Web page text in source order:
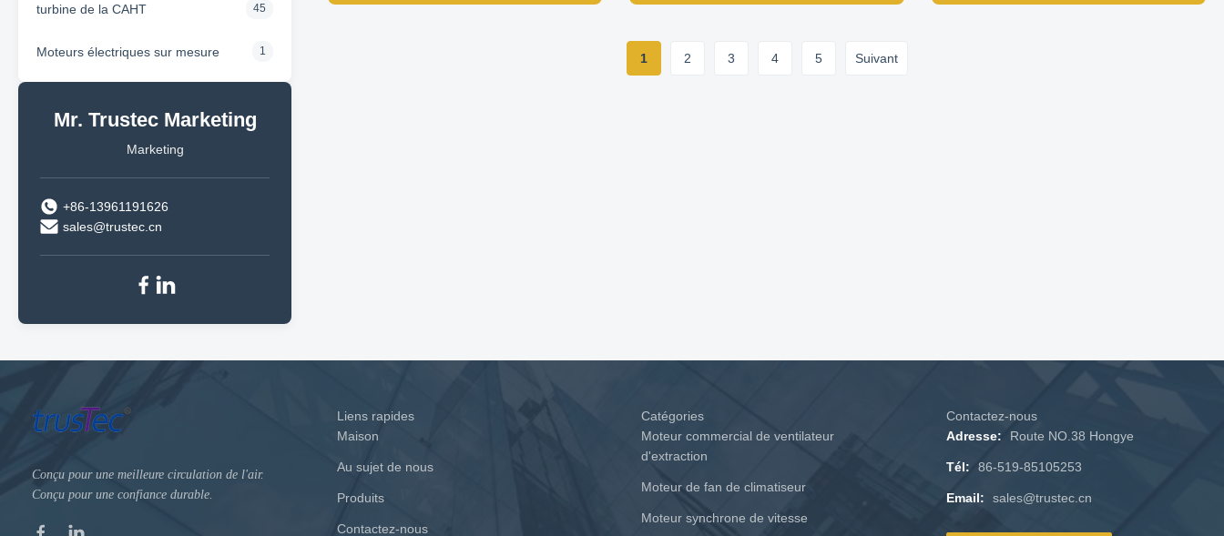
turbine de la CAHT 45
Moteurs électriques sur mesure 1
Mr. Trustec Marketing
Marketing
+86-13961191626
sales@trustec.cn
1 2 3 4 5 Suivant
Conçu pour une meilleure circulation de l'air.
Conçu pour une confiance durable.
Liens rapides
Maison
Au sujet de nous
Produits
Contactez-nous
Catégories
Moteur commercial de ventilateur
d'extraction
Moteur de fan de climatiseur
Moteur synchrone de vitesse
Contactez-nous
Adresse:
Route NO.38 Hongye
Tél: 86-519-85105253
Email: sales@trustec.cn